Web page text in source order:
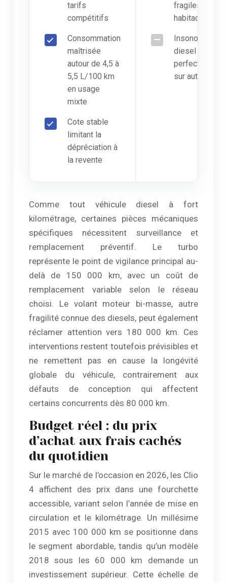
tarifs
compétitifs
Consommation
maîtrisée
autour de 4,5 à
5,5 L/100 km
en usage
mixte
Cote stable
limitant la
dépréciation à
la revente
fragiles sur
habitacle
Insonorisation
diesel
perfectible
sur autoroute
Comme tout véhicule diesel à fort
kilométrage, certaines pièces mécaniques
spécifiques nécessitent surveillance et
remplacement préventif. Le turbo
représente le point de vigilance principal au-
delà de 150 000 km, avec un coût de
remplacement variable selon le réseau
choisi. Le volant moteur bi-masse, autre
fragilité connue des diesels, peut également
réclamer attention vers 180 000 km. Ces
interventions restent toutefois prévisibles et
ne remettent pas en cause la longévité
globale du véhicule, contrairement aux
défauts de conception qui affectent
certains concurrents dès 80 000 km.
Budget réel : du prix
d’achat aux frais cachés
du quotidien
Sur le marché de l’occasion en 2026, les Clio
4 affichent des prix dans une fourchette
accessible, variant selon l’année de mise en
circulation et le kilométrage. Un millésime
2015 avec 100 000 km se positionne dans
le segment abordable, tandis qu’un modèle
2018 sous les 60 000 km demande un
investissement supérieur. Cette échelle de